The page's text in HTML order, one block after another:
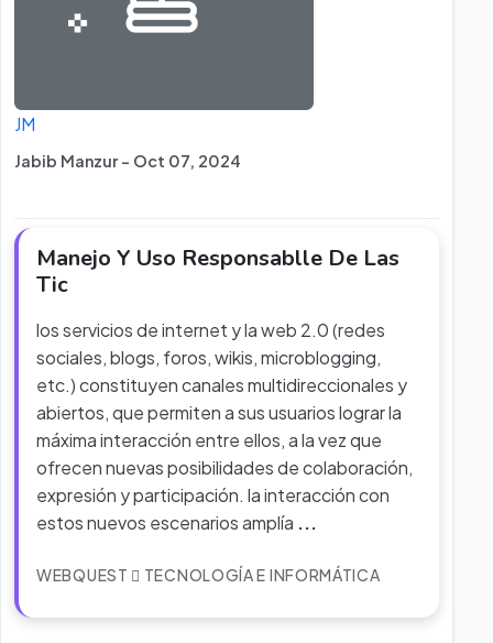
JM
Jabib Manzur - Oct 07, 2024
Manejo Y Uso Responsablle De Las
Tic
los servicios de internet y la web 2.0 (redes
sociales, blogs, foros, wikis, microblogging,
etc.) constituyen canales multidireccionales y
abiertos, que permiten a sus usuarios lograr la
máxima interacción entre ellos, a la vez que
ofrecen nuevas posibilidades de colaboración,
expresión y participación. la interacción con
estos nuevos escenarios amplía ...
WEBQUEST TECNOLOGÍA E INFORMÁTICA